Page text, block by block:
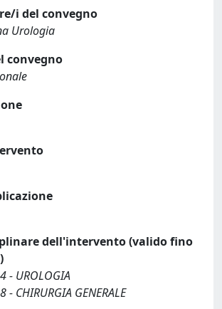
i del convegno
Urologia
convegno
dell'intervento (valido fino
- UROLOGIA
CHIRURGIA GENERALE